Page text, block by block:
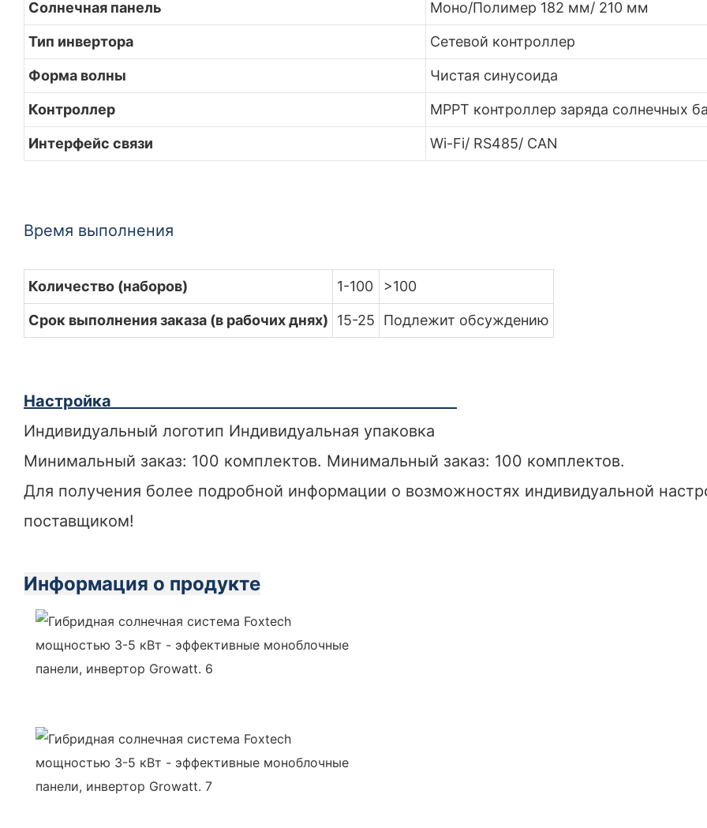
Солнечная панель Моно/Полимер 182 мм/ 210 мм
Тип инвертора Сетевой контроллер
Форма волны Чистая синусоида
Контроллер MPPT контроллер заряда солнечных
Интерфейс связи Wi-Fi/ RS485/ CAN
Время выполнения
Количество (наборов) 1-100 >100
Срок выполнения заказа (в рабочих днях) 15-25 Подлежит обсуждению
Настройка
Индивидуальный логотип Индивидуальная упаковка
Минимальный заказ: 100 комплектов. Минимальный заказ: 100 комплектов.
Для получения более подробной информации о возможностях индивидуальной
поставщиком!
Информация о продукте